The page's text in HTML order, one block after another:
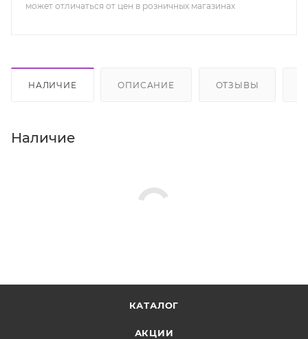
может отличаться от цен в розничных магазинах
НАЛИЧИЕ ОПИСАНИЕ ОТЗЫВЫ
Наличие
КАТАЛОГ
АКЦИИ